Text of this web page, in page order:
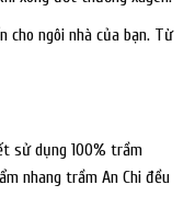
cho ngôi nhà của bạn. Từ
sử dụng 100% trầm
nhang trầm An Chi đều